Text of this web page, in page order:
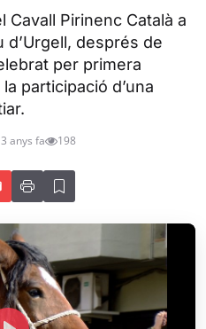
Cavall Pirinenc Català a
d’Urgell, després de
per primera
participació d’una
anys fa 198